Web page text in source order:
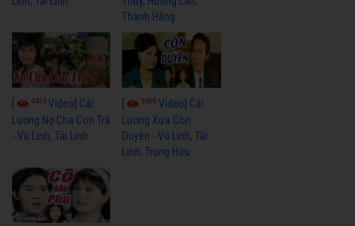
Thanh Hằng
4433 Video] Cải
Lương Nợ Cha Con Trả
- Vũ Linh, Tài Linh
3600Video] Cải
Lương Xưa Còn
Duyên - Vũ Linh, Tài
Linh, Trọng Hữu